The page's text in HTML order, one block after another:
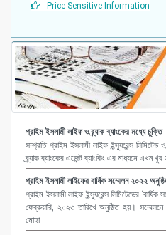
Price Sensitive Information
প্রাইম ইসলামী লাইফ ও ব্র্যাক ব্যাংকের মধ্যে চুক্তি
সম্প্রতি প্রাইম ইসলামী লাইফ ইন্স্যুরেন্স লিমিটেড
ব্র্যাক ব্যাংকের এজেন্ট ব্যাংকিং এর মাধ্যমে এখন
প্রাইম ইসলামী লাইফের বার্ষিক সম্মেলন ২০২২
প্রাইম ইসলামী লাইফ ইন্স্যুরেন্স লিমিটেডের
ফেব্রুয়ারি, ২০২৩ তারিখে অনুষ্ঠিত হয়। সম্মেলনে
মোহা